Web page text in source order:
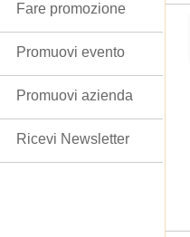
Fare promozione
Promuovi evento
Promuovi azienda
Ricevi Newsletter